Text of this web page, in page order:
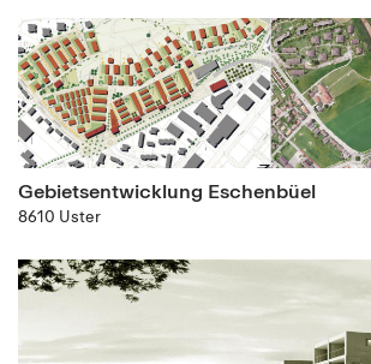
Gebietsentwicklung Eschenbüel
8610 Uster